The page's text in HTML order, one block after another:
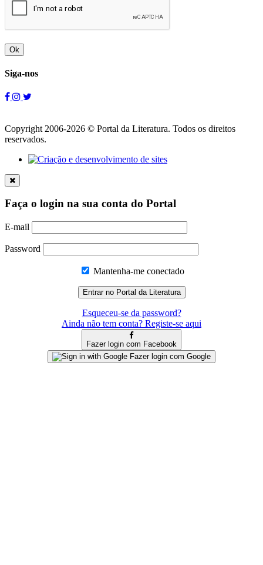
Ok
Siga-nos
Copyright 2006-2026 © Portal da Literatura. Todos os direitos
reservados.
Faça o login na sua conta do Portal
E-mail
Password
Mantenha-me conectado
Esqueceu-se da password?
Ainda não tem conta? Registe-se aqui
Fazer login com Facebook
Fazer login com Google